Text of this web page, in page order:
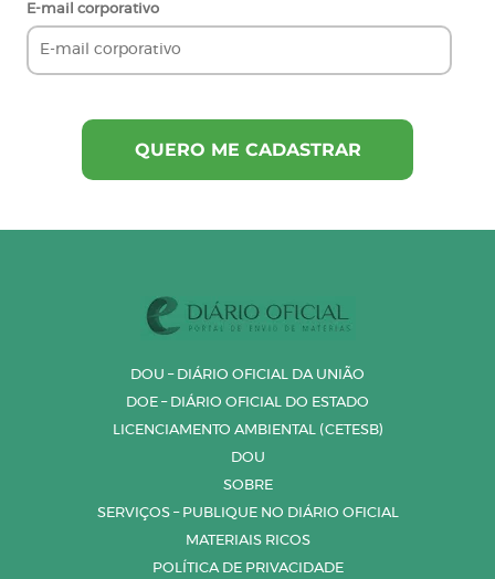
E-mail corporativo
DOU – DIÁRIO OFICIAL DA UNIÃO
DOE – DIÁRIO OFICIAL DO ESTADO
LICENCIAMENTO AMBIENTAL (CETESB)
DOU
SOBRE
SERVIÇOS – PUBLIQUE NO DIÁRIO OFICIAL
MATERIAIS RICOS
POLÍTICA DE PRIVACIDADE